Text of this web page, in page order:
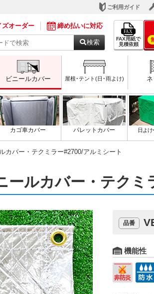
ご利用ガイド
ズオーダー 締め払いに対応
検索
FAX用紙で
見積依頼
ビニールカバー 屋根･テント(日･雨よけ)
カゴ車カバー パレットカバー 日よけ
カバー・テクミラー#2700/アルミシート
ールカバー・テク
品番
機能性